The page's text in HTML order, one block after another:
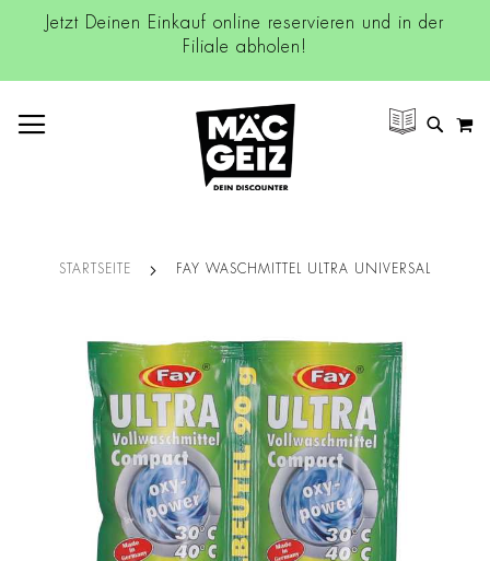
Jetzt Deinen Einkauf online reservieren und in der
Filiale abholen!
SUCHE
STARTSEITE FAY WASCHMITTEL ULTRA UNIVERSAL